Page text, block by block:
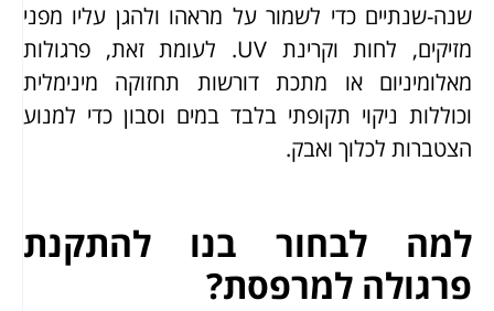
שנה-שנתיים כדי לשמור על מראהו ולהגן עליו מפני
מזיקים, לחות וקרינת UV. לעומת זאת, פרגולות
מאלומיניום או מתכת דורשות תחזוקה מינימלית
וכוללות ניקוי תקופתי בלבד במים וסבון כדי למנוע
הצטברות לכלוך ואבק.
למה לבחור בנו להתקנת
פרגולה למרפסת?